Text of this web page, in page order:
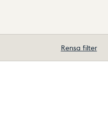
Rensa filter